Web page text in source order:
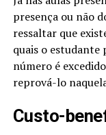
presença ou não
ressaltar que
quais o estudante
número é
reprová-lo
Custo-